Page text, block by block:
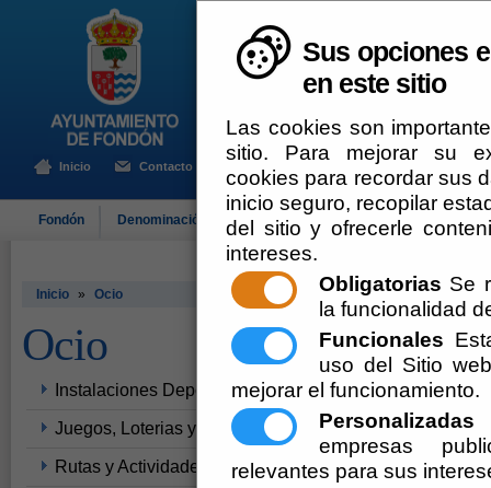
Sus opciones
en este sitio
Las cookies son
sitio. Para mejorar su
cookies para recordar sus
inicio seguro, recopilar
del sitio y ofrecerle
intereses.
Obligatorias Se
la funcionalidad
Funcionales
uso del Sitio
mejorar el funcionamiento.
Personalizadas
empresas
relevantes para sus
Inicio Contacto
Fondón Denominación de Origen El Ayuntamiento Turismo
Inicio » Ocio
Ocio
Instalaciones Deportivas
Juegos, Loterias y Apuestas
Rutas y Actividades Medioambientales